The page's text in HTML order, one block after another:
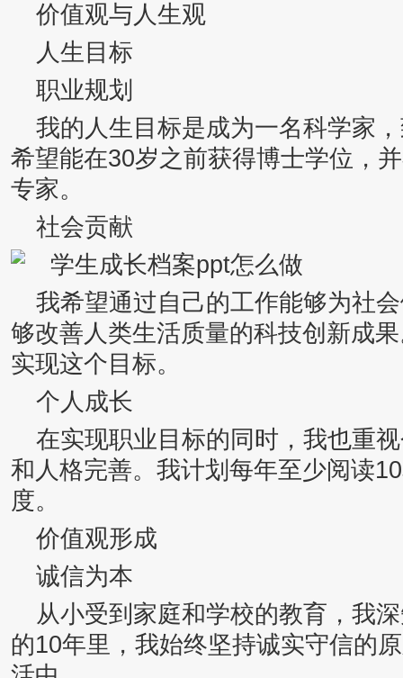
价值观与人生观
人生目标
职业规划
我的人生目标是成为一名科学家
希望能在30岁之前获得博士学位，
专家。
社会贡献
我希望通过自己的工作能够为社
够改善人类生活质量的科技创新成
实现这个目标。
个人成长
在实现职业目标的同时，我也重
和人格完善。我计划每年至少阅读
度。
价值观形成
诚信为本
从小受到家庭和学校的教育，我
的10年里，我始终坚持诚实守信的